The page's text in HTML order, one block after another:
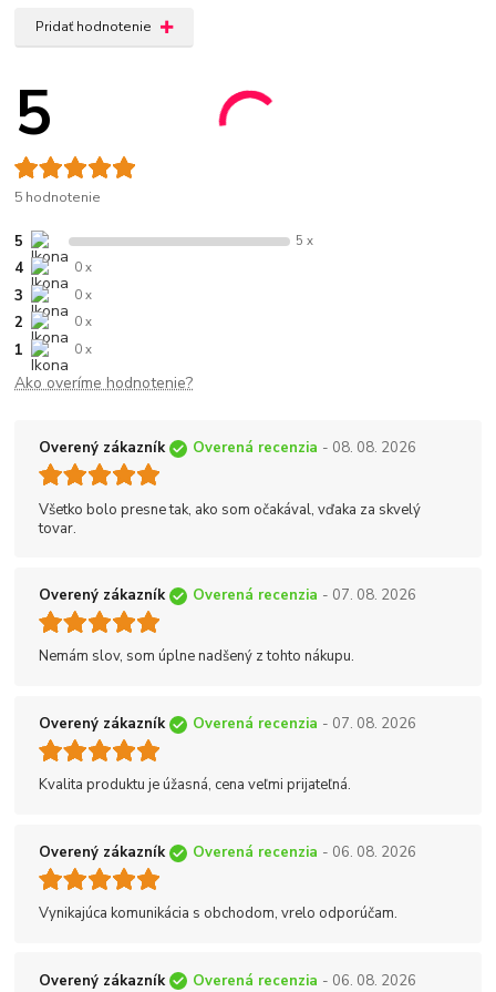
Pridať hodnotenie
5
5 hodnotenie
5 5 x
4 0 x
3 0 x
2 0 x
1 0 x
Ako overíme hodnotenie?
Overený zákazník Overená recenzia - 08. 08. 2026
Všetko bolo presne tak, ako som očakával, vďaka za skvelý
tovar.
Overený zákazník Overená recenzia - 07. 08. 2026
Nemám slov, som úplne nadšený z tohto nákupu.
Overený zákazník Overená recenzia - 07. 08. 2026
Kvalita produktu je úžasná, cena veľmi prijateľná.
Overený zákazník Overená recenzia - 06. 08. 2026
Vynikajúca komunikácia s obchodom, vrelo odporúčam.
Overený zákazník Overená recenzia - 06. 08. 2026